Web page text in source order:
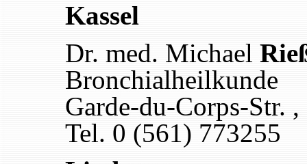
Kassel
Dr. med. Michael
Bronchialheilkunde
Garde-du-Corps-Str.
Tel. 0 (561) 773255